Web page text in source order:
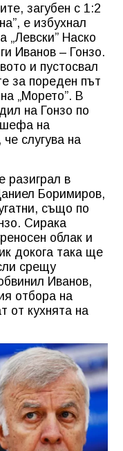
загубен с 1:2
е избухнал
„Левски” Наско
Иванов – Гонзо.
и пустосвал
за пореден път
„Морето”. В
на Гонзо по
шефа на
слугува на
разиграл в
Боримиров,
също по
Сирака
облак и
докога така ще
срещу
Иванов,
отбора на
от кухнята на